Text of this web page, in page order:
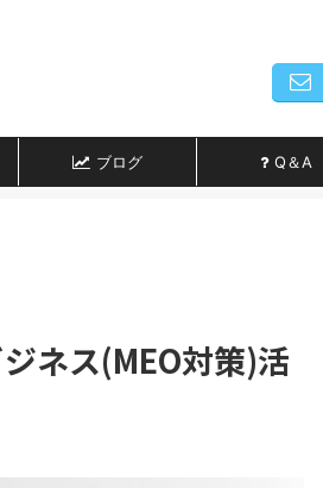
ブログ Q＆A
ネス(MEO対策)活